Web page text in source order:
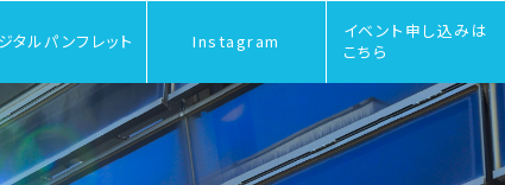
タルパンフレット Instagram
イベント申し込みは
こちら